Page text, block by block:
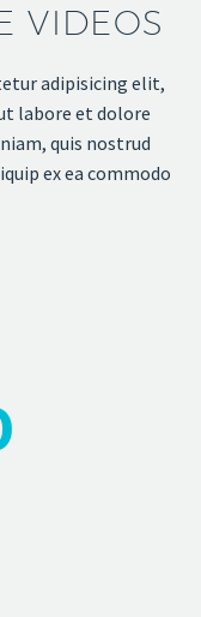
VIDEOS
adipisicing elit,
labore et dolore
quis nostrud
ex ea commodo